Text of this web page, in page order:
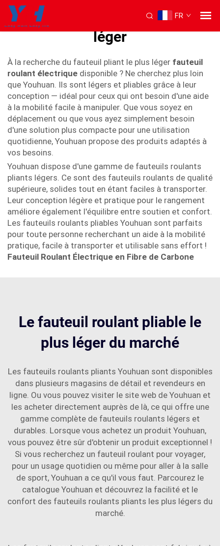
FR
fauteuil roulant pliant le plus
léger
À la recherche du fauteuil pliant le plus léger fauteuil
roulant électrique disponible ? Ne cherchez plus loin
que Youhuan. Ils sont légers et pliables grâce à leur
conception — idéal pour ceux qui ont besoin d'une aide
à la mobilité facile à manipuler. Que vous soyez en
déplacement ou que vous ayez simplement besoin
d'une solution plus compacte pour une utilisation
quotidienne, Youhuan propose des produits adaptés à
vos besoins.
Youhuan dispose d'une gamme de fauteuils roulants
pliants légers. Ce sont des fauteuils roulants de qualité
supérieure, solides tout en étant faciles à transporter.
Leur conception légère et pratique pour le rangement
améliore également l'équilibre entre soutien et confort.
Les fauteuils roulants pliables Youhuan sont parfaits
pour toute personne recherchant un aide à la mobilité
pratique, facile à transporter et utilisable sans effort !
Fauteuil Roulant Électrique en Fibre de Carbone
Le fauteuil roulant pliable le
plus léger du marché
Les fauteuils roulants pliants Youhuan sont disponibles
dans plusieurs magasins de détail et revendeurs en
ligne. Ou vous pouvez visiter le site web de Youhuan et
les acheter directement auprès de là, ce qui offre une
gamme complète de fauteuils roulants légers et
durables. Lorsque vous achetez un produit Youhuan,
vous pouvez être sûr d'obtenir un produit exceptionnel !
Si vous recherchez un fauteuil roulant pour voyager,
pour un usage quotidien ou même pour aller à la salle
de sport, Youhuan a ce qu'il vous faut. Parcourez le
catalogue Youhuan et découvrez la facilité et le
confort des fauteuils roulants pliants les plus légers du
marché.